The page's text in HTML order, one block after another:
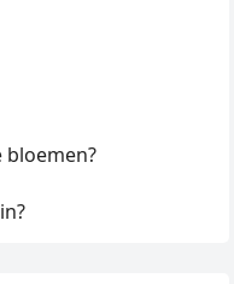
bloemen?